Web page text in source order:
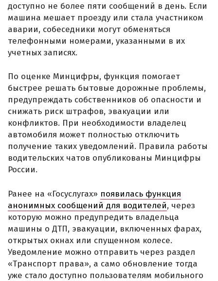
доступно не более пяти сообщений в день. Если
машина мешает проезду или стала участником
аварии, собеседники могут обменяться
телефонными номерами, указанными в их
учетных записях.
По оценке Минцифры, функция помогает
быстрее решать бытовые дорожные проблемы,
предупреждать собственников об опасности и
снижать риск штрафов, эвакуации или
конфликтов. При необходимости владелец
автомобиля может полностью отключить
получение таких уведомлений. Правила работы
водительских чатов опубликованы Минцифры
России.
Ранее на «Госуслугах» появилась функция
анонимных сообщений для водителей, через
которую можно предупредить владельца
машины о ДТП, эвакуации, включенных фарах,
открытых окнах или спущенном колесе.
Уведомление можно отправить через раздел
«Транспорт права», а само обновление тогда
уже стало доступно пользователям мобильного